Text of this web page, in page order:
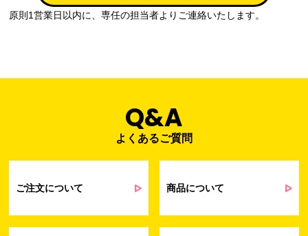
電子メール：info@rub-lab.com
正当な事業遂行の範囲内で利用いたします。
個人情報の利用目的
当社通信販売における受発注業務のため
るアンケート等の収集・分析・統計のため
せ業務に関するお取引先様との業務連絡や
契約・請求等の一連の手続きのため
原則1営業日以内に、専任の担当者よりご連絡いたします。
Q&A
よくあるご質問
ご注文について 商品について